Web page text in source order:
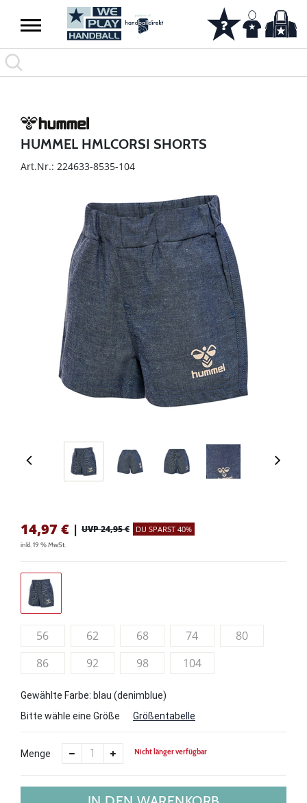
HUMMEL HMLCORSI SHORTS
Art.Nr.: 224633-8535-104
14,97 € | UVP 24,95 € DU SPARST 40%
inkl. 19 % MwSt.
56 62 68 74
80
86
92 98 104
Gewählte Farbe: blau (denimblue)
Bitte wähle eine Größe
Größentabelle
Menge Nicht länger verfügbar